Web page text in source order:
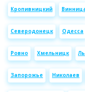
Кропивницкий
Северодонецк Одесса
Ровно Хмельницк
Запорожье Николаев